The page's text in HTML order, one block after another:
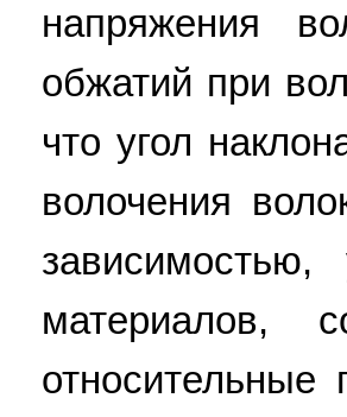
напряжения
обжатий при
что угол
волочения
материалов,